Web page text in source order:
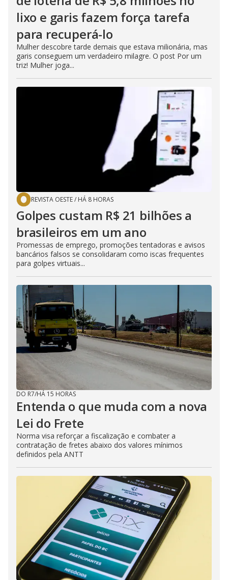
lixo e garis fazem força tarefa
para recuperá-lo
Mulher descobre tarde demais que estava milionária, mas
garis conseguem um verdadeiro milagre. O post Por um
triz! Mulher joga...
REVISTA OESTE/ HÁ 8 HORAS
Golpes custam R$ 21 bilhões a
brasileiros em um ano
Promessas de emprego, promoções tentadoras e avisos
bancários falsos se consolidaram como iscas frequentes
para golpes virtuais...
DO R7/HÁ 15 HORAS
Entenda o que muda com a nova
Lei do Frete
Norma visa reforçar a fiscalização e combater a
contratação de fretes abaixo dos valores mínimos
definidos pela ANTT